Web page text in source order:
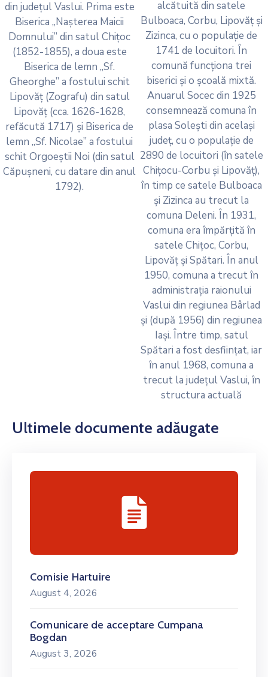
din județul Vaslui. Prima este
Biserica „Nașterea Maicii
Domnului” din satul Chițoc
(1852-1855), a doua este
Biserica de lemn „Sf.
Gheorghe” a fostului schit
Lipovăț (Zografu) din satul
Lipovăț (cca. 1626-1628,
refăcută 1717) și Biserica de
lemn „Sf. Nicolae” a fostului
schit Orgoeștii Noi (din satul
Căpușneni, cu datare din anul
1792).
alcătuită din satele
Bulboaca, Corbu, Lipovăț și
Zizinca, cu o populație de
1741 de locuitori. În
comună funcționa trei
biserici și o școală mixtă.
Anuarul Socec din 1925
consemnează comuna în
plasa Solești din același
județ, cu o populație de
2890 de locuitori (în satele
Chițocu-Corbu și Lipovăț),
în timp ce satele Bulboaca
și Zizinca au trecut la
comuna Deleni. În 1931,
comuna era împărțită în
satele Chițoc, Corbu,
Lipovăț și Spătari. În anul
1950, comuna a trecut în
administrația raionului
Vaslui din regiunea Bârlad
și (după 1956) din regiunea
Iași. Între timp, satul
Spătari a fost desființat, iar
în anul 1968, comuna a
trecut la județul Vaslui, în
structura actuală
Ultimele documente adăugate
Comisie Hartuire
August 4, 2026
Comunicare de acceptare Cumpana
Bogdan
August 3, 2026